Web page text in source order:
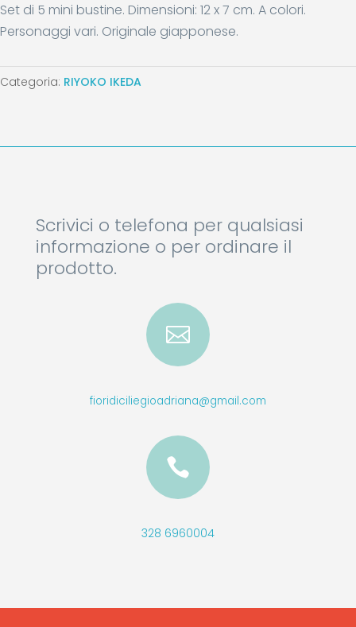
Set di 5 mini bustine. Dimensioni: 12 x 7 cm. A colori.
Personaggi vari. Originale giapponese.
Categoria: RIYOKO IKEDA
Scrivici o telefona per qualsiasi
informazione o per ordinare il
prodotto.

fioridiciliegioadriana@gmail.com

328 6960004